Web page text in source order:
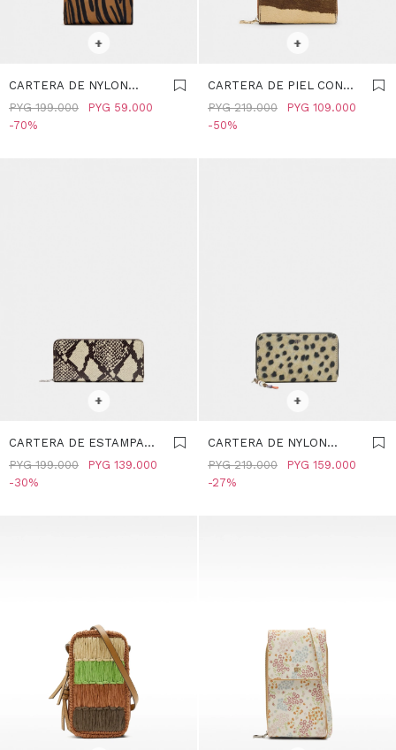
+
CARTERA DE NYLON
ESTAMPADO ANIMAL -
MULTICOLOR
PYG 59.000
PYG 199.000
70
+
CARTERA DE PIEL CON
PELO - MULTICOLOR
PYG 109.000
PYG 219.000
50
+
CARTERA DE ESTAMPADO
ANIMAL CON
CREMALLERA L -
PYG 139.000
PYG 199.000
30
+
CARTERA DE NYLON
ESTAMPADO ANIMAL -
MULTICOLOR
PYG 159.000
PYG 219.000
27